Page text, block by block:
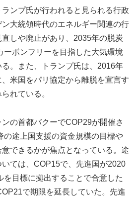
ンプ氏が行われると見られる行政
大統領時代のエネルギー関連の行
しや廃止があり、2035年の脱炭
ーボンフリーを目指した大気環境
。また、トランプ氏は、2016年
米国をパリ協定から離脱を宣言す
れている。
の首都バクーでCOP29が開催さ
の途上国支援の資金規模の目標や
意できるかが焦点となっている。途
いては、COP15で、先進国が2020
を目標に拠出することで合意した
で期限を延長していた。先進